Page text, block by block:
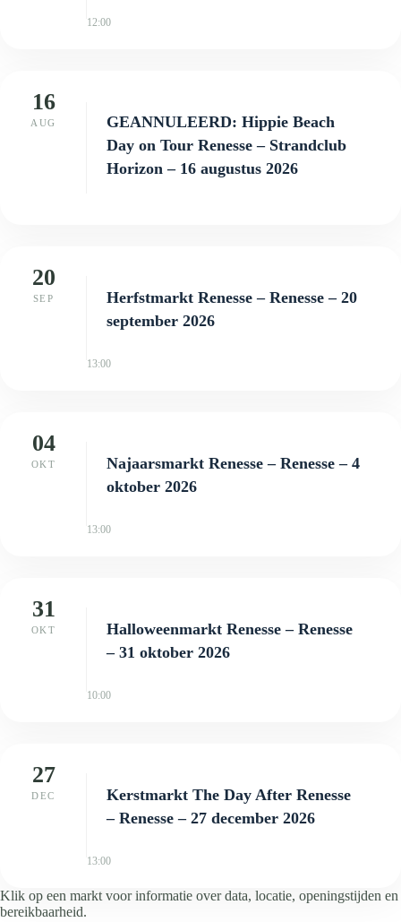
12:00
16
AUG
GEANNULEERD: Hippie Beach
Day on Tour Renesse – Strandclub
Horizon – 16 augustus 2026
20
SEP
Herfstmarkt Renesse – Renesse – 20
september 2026
13:00
04
OKT
Najaarsmarkt Renesse – Renesse – 4
oktober 2026
13:00
31
OKT
Halloweenmarkt Renesse – Renesse
– 31 oktober 2026
10:00
27
DEC
Kerstmarkt The Day After Renesse
– Renesse – 27 december 2026
13:00
Klik op een markt voor informatie over data, locatie, openingstijden en
bereikbaarheid.